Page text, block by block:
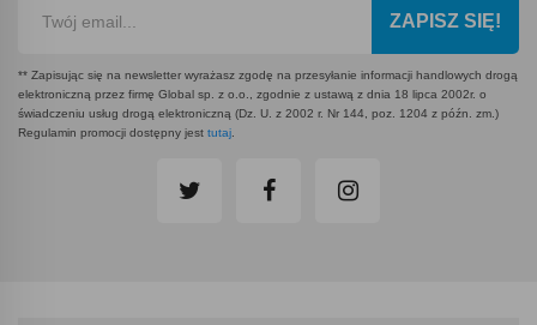
ZAPISZ SIĘ!
** Zapisując się na newsletter wyrażasz zgodę na przesyłanie informacji handlowych drogą
elektroniczną przez firmę Global sp. z o.o., zgodnie z ustawą z dnia 18 lipca 2002r. o
świadczeniu usług drogą elektroniczną (Dz. U. z 2002 r. Nr 144, poz. 1204 z późn. zm.)
Regulamin promocji dostępny jest tutaj.